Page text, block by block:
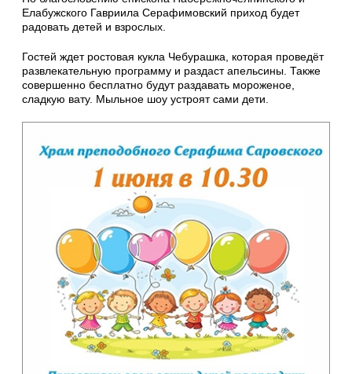
Елабужского Гавриила Серафимовский приход будет
радовать детей и взрослых.
Гостей ждет ростовая кукла Чебурашка, которая проведёт
развлекательную программу и раздаст апельсины. Также
совершенно бесплатно будут раздавать мороженое,
сладкую вату. Мыльное шоу устроят сами дети.